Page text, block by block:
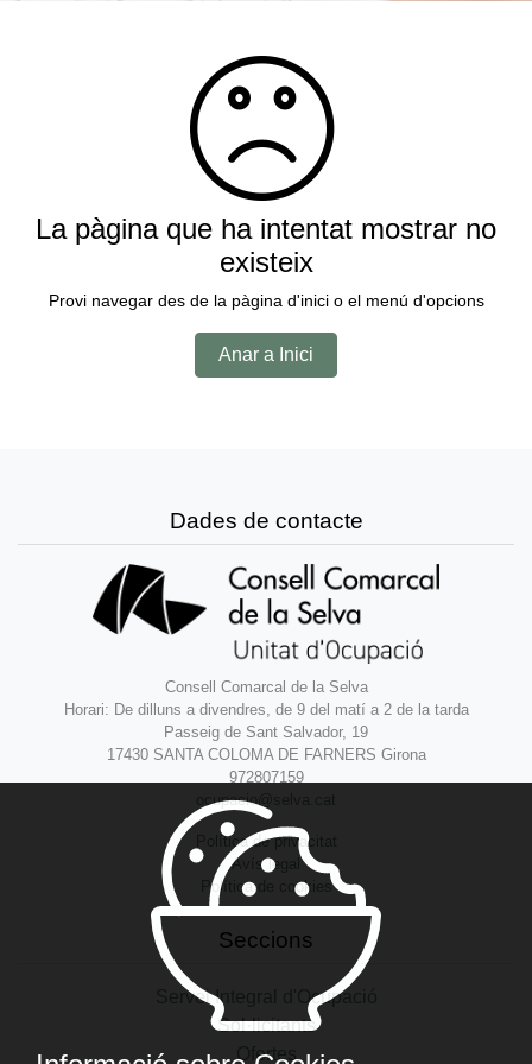
La pàgina que ha intentat mostrar no
existeix
Provi navegar des de la pàgina d'inici o el menú d'opcions
Anar a Inici
Dades de contacte
Consell Comarcal de la Selva
Horari: De dilluns a divendres, de 9 del matí a 2 de la tarda
Passeig de Sant Salvador, 19
17430 SANTA COLOMA DE FARNERS Girona
972807159
ocupacio@selva.cat
Política de privacitat
Avís legal
Política de cookies
Seccions
Servei Integral d'Ocupació
Sol·licitants
Ofertes